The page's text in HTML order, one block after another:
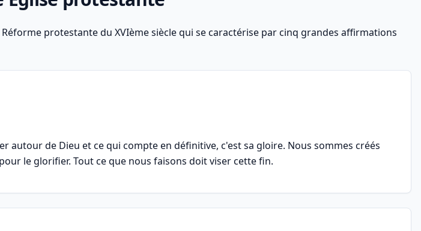
protestante du XVIème siècle qui se caractérise par cinq grandes affirmations
autour de Dieu et ce qui compte en définitive, c'est sa gloire. Nous sommes créés
le glorifier. Tout ce que nous faisons doit viser cette fin.